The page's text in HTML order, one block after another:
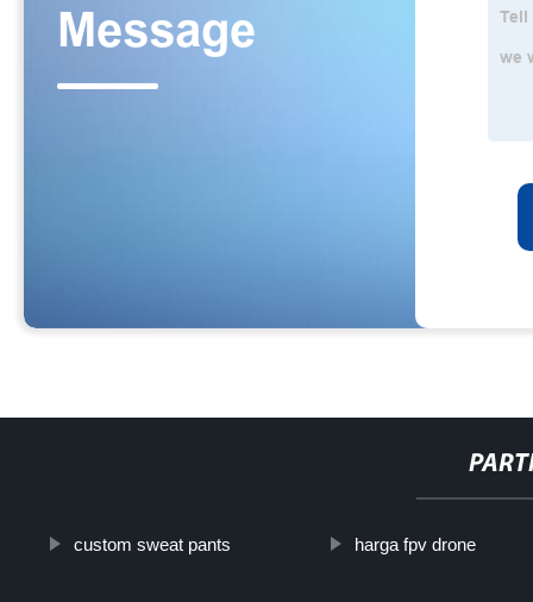
custom sweat pants harga fpv drone